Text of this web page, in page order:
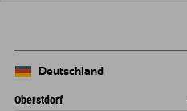
Deutschland
Oberstdorf